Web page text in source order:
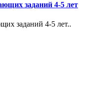
заданий 4-5 лет
заданий 4-5 лет..